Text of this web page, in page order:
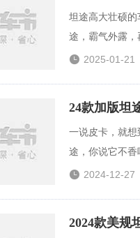
坦途高大壮硕
途，霸气外露，
 2025-01-21
24款加版坦
一说皮卡，就
途，你说它不香
 2024-12-27
2024款美规